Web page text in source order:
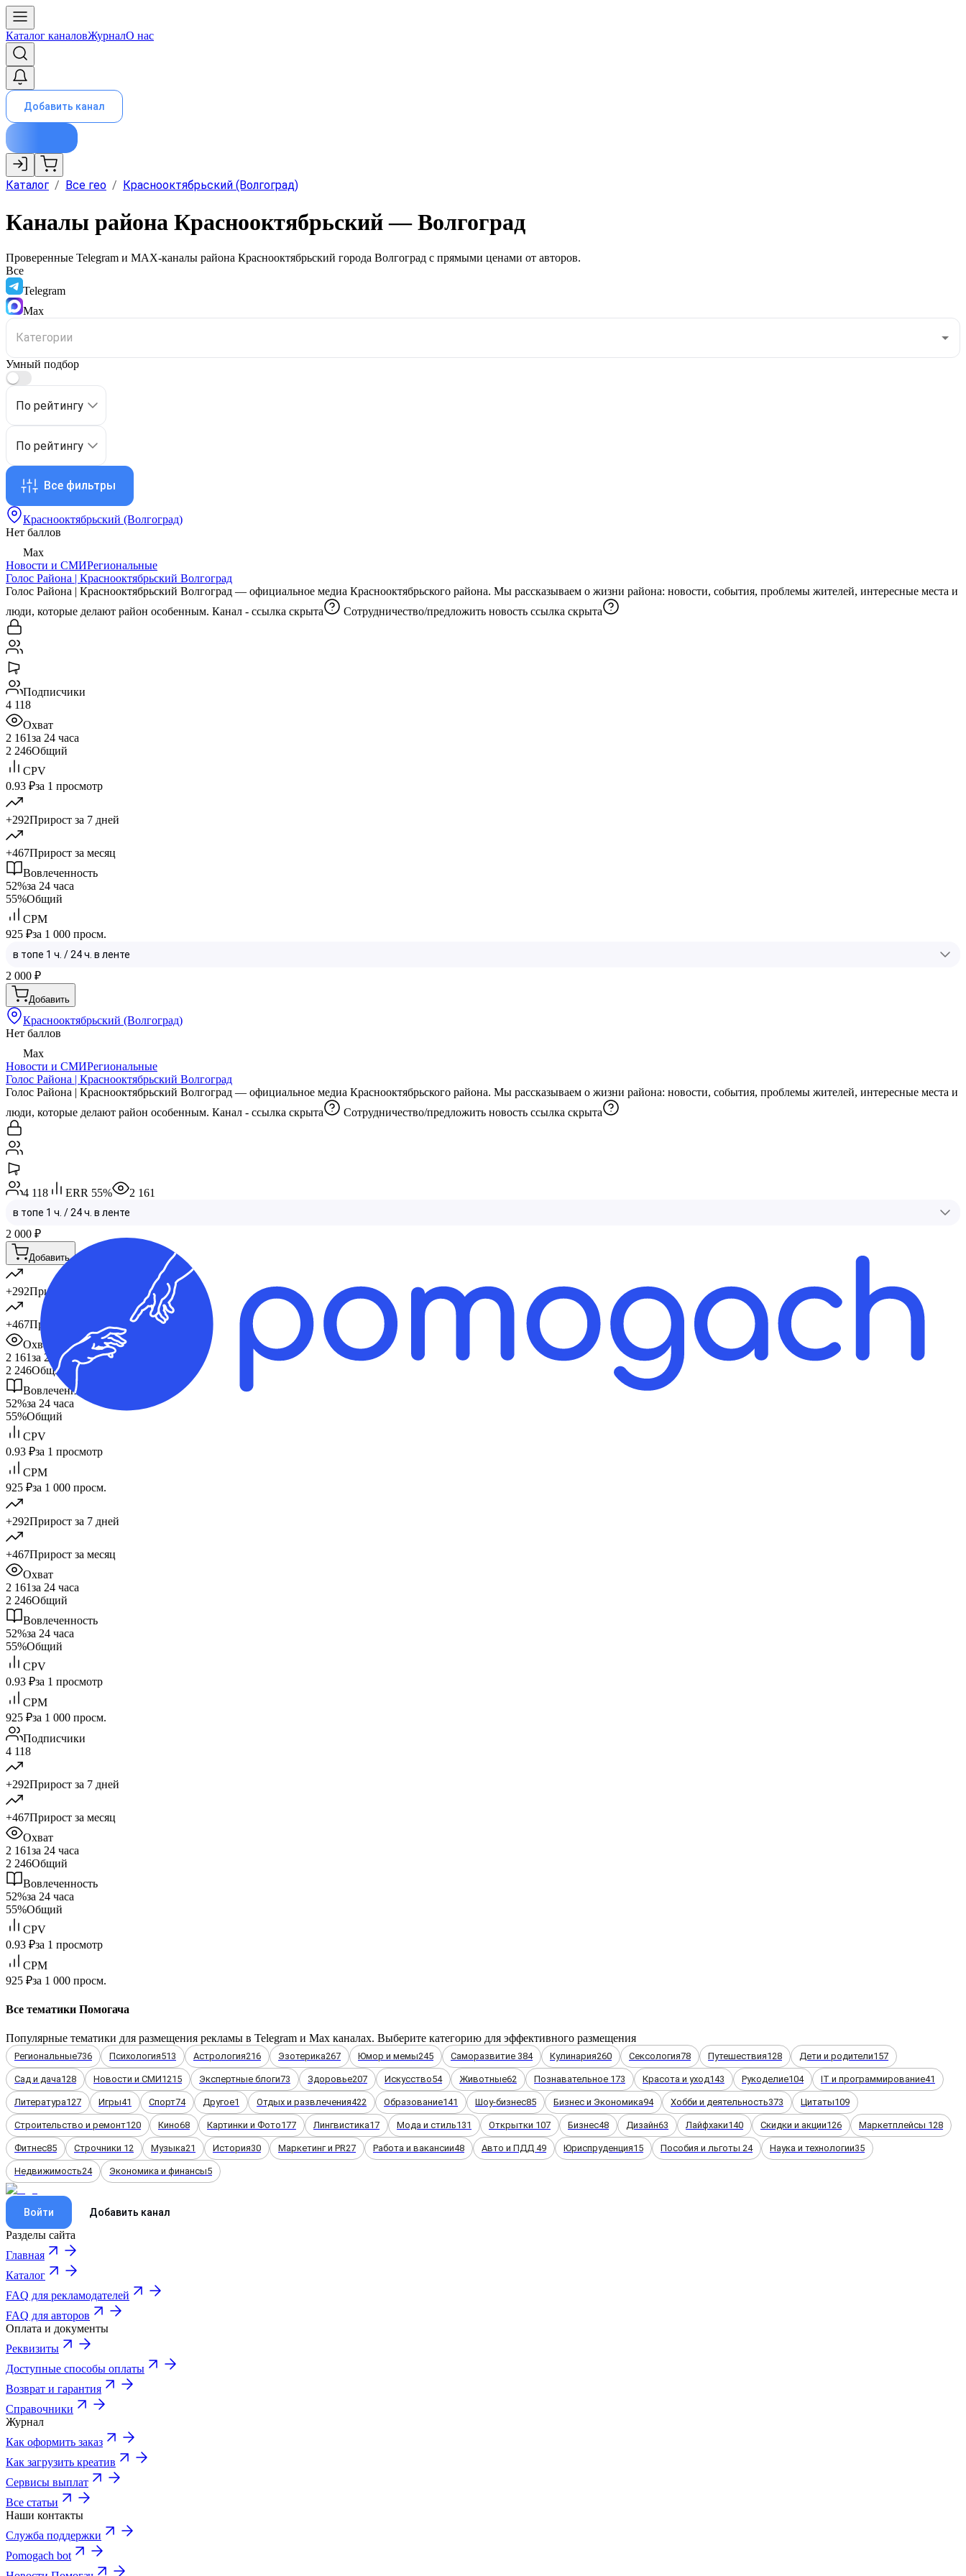
Каталог каналовЖурналО нас
Добавить канал
Каталог / Все гео / Краснооктябрьский (Волгоград)
Каналы района Краснооктябрьский — Волгоград
Проверенные Telegram и MAX-каналы района Краснооктябрьский города Волгоград с прямыми ценами от авторов.
Все
Telegram
Max
Умный подбор
По рейтингу
По рейтингу
Все фильтры
Краснооктябрьский (Волгоград)
Нет баллов
Max
Новости и СМИРегиональные
Голос Района | Краснооктябрьский Волгоград
Голос Района | Краснооктябрьский Волгоград — официальное медиа Краснооктябрьского района. Мы рассказываем о жизни района: новости, события, проблемы жителей, интересные места и
люди, которые делают район особенным. Канал - ссылка скрыта Сотрудничество/предложить новость ссылка скрыта
Подписчики
4 118
Охват
2 161за 24 часа
2 246Общий
CPV
0.93 ₽за 1 просмотр
+292Прирост за 7 дней
+467Прирост за месяц
Вовлеченность
52%за 24 часа
55%Общий
CPM
925 ₽за 1 000 просм.
2 000 ₽
Добавить
Краснооктябрьский (Волгоград)
Нет баллов
Max
Новости и СМИРегиональные
Голос Района | Краснооктябрьский Волгоград
Голос Района | Краснооктябрьский Волгоград — официальное медиа Краснооктябрьского района. Мы рассказываем о жизни района: новости, события, проблемы жителей, интересные места и
люди, которые делают район особенным. Канал - ссылка скрыта Сотрудничество/предложить новость ссылка скрыта
4 118 ERR 55% 2 161
2 000 ₽
Добавить
+292Прирост за 7 дней
+467Прирост за месяц
Охват
2 161за 24 часа
2 246Общий
Вовлеченность
52%за 24 часа
55%Общий
CPV
0.93 ₽за 1 просмотр
CPM
925 ₽за 1 000 просм.
+292Прирост за 7 дней
+467Прирост за месяц
Охват
2 161за 24 часа
2 246Общий
Вовлеченность
52%за 24 часа
55%Общий
CPV
0.93 ₽за 1 просмотр
CPM
925 ₽за 1 000 просм.
Подписчики
4 118
+292Прирост за 7 дней
+467Прирост за месяц
Охват
2 161за 24 часа
2 246Общий
Вовлеченность
52%за 24 часа
55%Общий
CPV
0.93 ₽за 1 просмотр
CPM
925 ₽за 1 000 просм.
Все тематики Помогача
Популярные тематики для размещения рекламы в Telegram и Max каналах. Выберите категорию для эффективного размещения
Региональные736 Психология513 Астрология216 Эзотерика267 Юмор и мемы245 Саморазвитие 384 Кулинария260 Сексология78 Путешествия128 Дети и родители157
Сад и дача128 Новости и СМИ1215 Экспертные блоги73 Здоровье207 Искусство54 Животные62 Познавательное 173 Красота и уход143 Рукоделие104 IT и программирование41
Литература127 Игры41 Спорт74 Другое1 Отдых и развлечения422 Образование141 Шоу-бизнес85 Бизнес и Экономика94 Хобби и деятельность373 Цитаты109
Строительство и ремонт120 Кино68 Картинки и Фото177 Лингвистика17 Мода и стиль131 Открытки 107 Бизнес48 Дизайн63 Лайфхаки140 Скидки и акции126 Маркетплейсы 128
Фитнес85 Строчники 12 Музыка21 История30 Маркетинг и PR27 Работа и вакансии48 Авто и ПДД 49 Юриспруденция15 Пособия и льготы 24 Наука и технологии35
Недвижимость24 Экономика и финансы5
Войти Добавить канал
Разделы сайта
Главная
Каталог
FAQ для рекламодателей
FAQ для авторов
Оплата и документы
Реквизиты
Доступные способы оплаты
Возврат и гарантия
Справочники
Журнал
Как оформить заказ
Как загрузить креатив
Сервисы выплат
Все статьи
Наши контакты
Служба поддержки
Pomogach bot